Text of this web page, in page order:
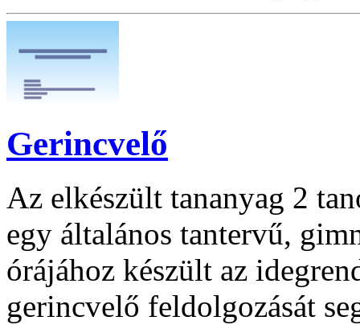
Gerincvelő
Az elkészült tananyag 2
egy általános tantervű,
órájához készült az
gerincvelő feldolgozását